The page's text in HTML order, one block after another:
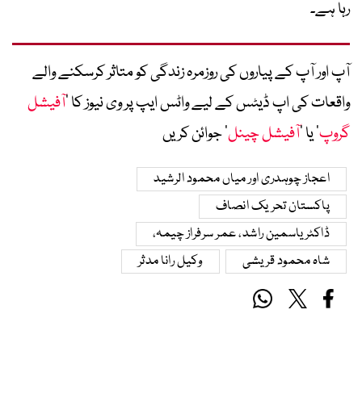
رہا ہے۔
آپ اور آپ کے پیاروں کی روزمرہ زندگی کو متاثر کرسکنے والے
واقعات کی اپ ڈیٹس کے لیے واٹس ایپ پر وی نیوز کا ’آفیشل
گروپ‘ یا ’آفیشل چینل‘ جوائن کریں
اعجاز چوہدری اور میاں محمود الرشید
پاکستان تحریک انصاف
ڈاکٹر یاسمین راشد، عمر سرفراز چیمہ،
شاہ محمود قریشی
وکیل رانا مدثر